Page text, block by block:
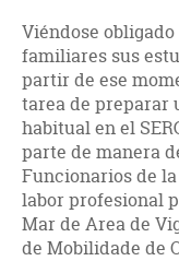
Viéndose
familiares sus
partir de ese
tarea de preparar
habitual en el
parte de manera
Funcionarios de
labor profesional
Mar de Area de
de Mobilidade de